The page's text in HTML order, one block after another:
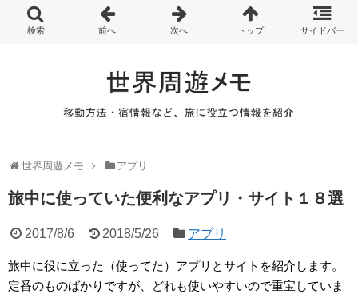
世界周遊メモ アプリ
旅中に使っていた便利なアプリ・サイト１８選
2017/8/6 2018/5/26 アプリ
旅中に役に立った（使ってた）アプリとサイトを紹介します。
定番のものばかりですが、どれも使いやすいので重宝していま